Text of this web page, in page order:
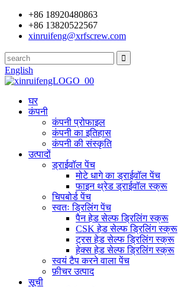
+86 18920480863
+86 13820522567
xinruifeng@xrfscrew.com
English
घर
कंपनी
कंपनी प्रोफाइल
कंपनी का इतिहास
कंपनी की संस्कृति
उत्पादों
ड्राईवॉल पेंच
मोटे धागे का ड्राईवॉल पेंच
फाइन थ्रेड ड्राईवॉल स्क्रू
चिपबोर्ड पेंच
स्वतः ड्रिलिंग पेंच
पैन हेड सेल्फ ड्रिलिंग स्क्रू
CSK हेड सेल्फ ड्रिलिंग स्क्रू
ट्रस हेड सेल्फ ड्रिलिंग स्क्रू
हेक्स हेड सेल्फ ड्रिलिंग स्क्रू
स्वयं टैप करने वाला पेंच
फ़ीचर उत्पाद
सूची